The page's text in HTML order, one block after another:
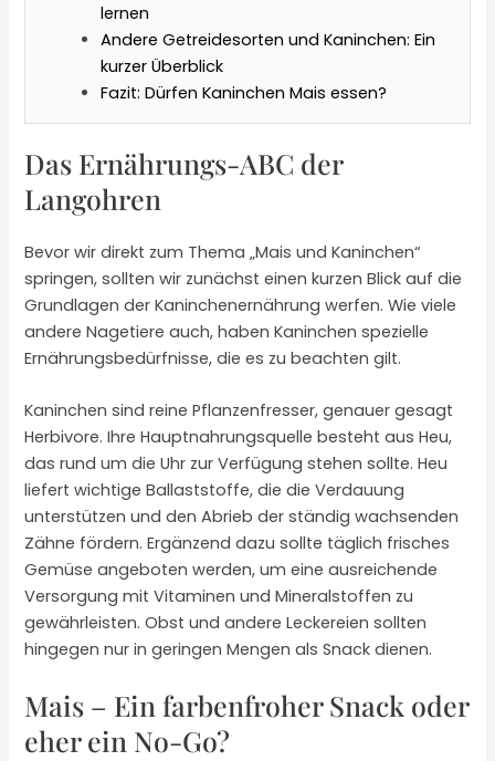
lernen
Andere Getreidesorten und Kaninchen: Ein
kurzer Überblick
Fazit: Dürfen Kaninchen Mais essen?
Das Ernährungs-ABC der
Langohren
Bevor wir direkt zum Thema „Mais und Kaninchen“
springen, sollten wir zunächst einen kurzen Blick auf die
Grundlagen der Kaninchenernährung werfen. Wie viele
andere Nagetiere auch, haben Kaninchen spezielle
Ernährungsbedürfnisse, die es zu beachten gilt.
Kaninchen sind reine Pflanzenfresser, genauer gesagt
Herbivore. Ihre Hauptnahrungsquelle besteht aus Heu,
das rund um die Uhr zur Verfügung stehen sollte. Heu
liefert wichtige Ballaststoffe, die die Verdauung
unterstützen und den Abrieb der ständig wachsenden
Zähne fördern. Ergänzend dazu sollte täglich frisches
Gemüse angeboten werden, um eine ausreichende
Versorgung mit Vitaminen und Mineralstoffen zu
gewährleisten. Obst und andere Leckereien sollten
hingegen nur in geringen Mengen als Snack dienen.
Mais – Ein farbenfroher Snack oder
eher ein No-Go?